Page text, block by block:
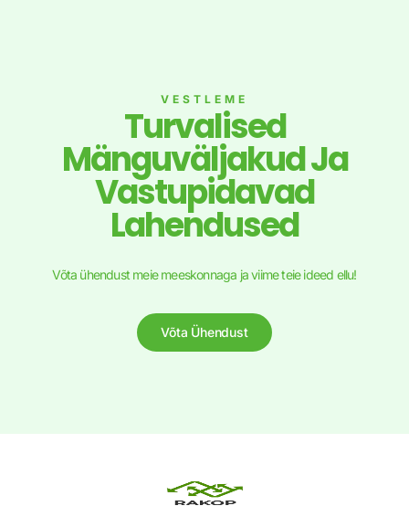
VESTLEME
Turvalised
Mänguväljakud Ja
Vastupidavad
Lahendused
Võta ühendust meie meeskonnaga ja viime teie ideed ellu!
Võta Ühendust